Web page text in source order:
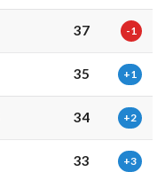
37 -1
35 +1
34 +2
33 +3